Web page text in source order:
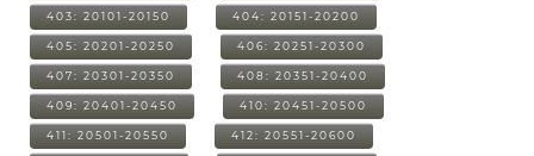
403: 20101-20150 404: 20151-20200
405: 20201-20250 406: 20251-20300
407: 20301-20350 408: 20351-20400
409: 20401-20450 410: 20451-20500
411: 20501-20550 412: 20551-20600